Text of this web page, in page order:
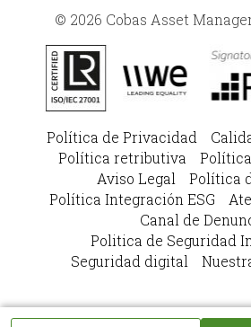
© 2026 Cobas Asset
Política de Privacidad
Política retributiva
Aviso Legal
Política
Política Integración ESG
Canal de
Politica de Seguridad
Seguridad digital